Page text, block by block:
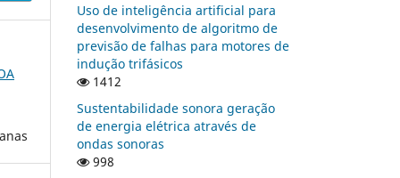
Uso de inteligência artificial para
desenvolvimento de algoritmo de
previsão de falhas para motores de
indução trifásicos
1412
Sustentabilidade sonora geração
de energia elétrica através de
ondas sonoras
998